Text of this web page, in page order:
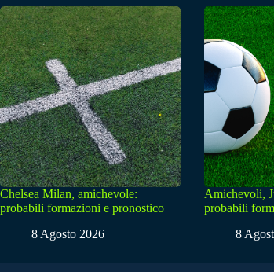
Chelsea Milan, amichevole:
probabili formazioni e pronostico
8 Agosto 2026
Amichevoli,
probabili
8